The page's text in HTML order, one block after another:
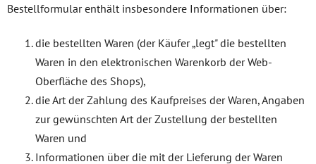
Bestellformular enthält insbesondere Informationen über:
die bestellten Waren (der Käufer „legt" die bestellten
Waren in den elektronischen Warenkorb der Web-
Oberfläche des Shops),
die Art der Zahlung des Kaufpreises der Waren, Angaben
zur gewünschten Art der Zustellung der bestellten
Waren und
Informationen über die mit der Lieferung der Waren